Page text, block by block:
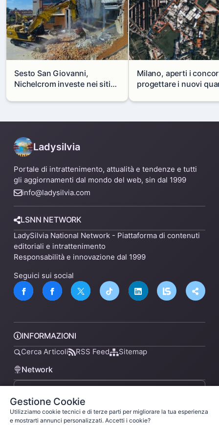
Sesto San Giovanni,
Nichelcrom investe nei siti
capannone per fare spazio a
Milano, aperti i
progettare i nuovi
Mare
Gestione Cookie
Utilizziamo cookie tecnici e di terze parti per migliorare la tua esperienza
e mostrarti annunci personalizzati. Accetti i cookie?
Ladysilvia
Portale di intrattenimento, attualità e tendenze e tutti
gli aggiornamenti dal mondo del web, sin dal 1999
info@ladysilvia.com
LSNN NETWORK
LadySilvia National Network - Piattaforma di contenuti
editoriali e intrattenimento
Responsabilità e innovazione dal 1999
Seguici sui social
INFORMAZIONI
Cerca Articoli RSS Feed Sitemap
Network
lsnn.net